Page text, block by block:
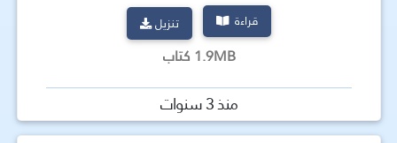
قراءة تنزيل
1.9MB كتاب
منذ 3 سنوات